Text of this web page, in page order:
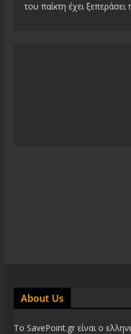
του παίκτη έχει
About Us
Το SavePoint.gr είναι ο